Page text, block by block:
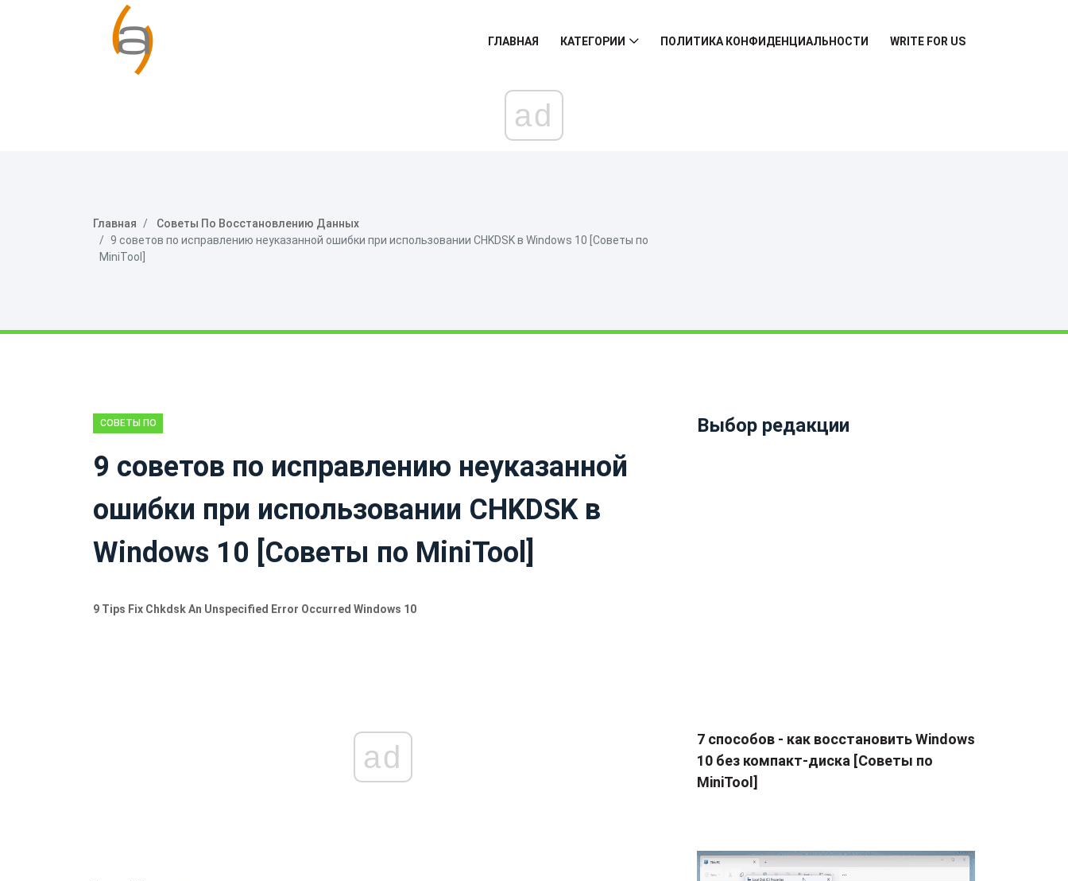
ГЛАВНАЯ КАТЕГОРИИ ПОЛИТИКА КОНФИДЕНЦИАЛЬНОСТИ WRITE FOR US
ad
Главная
Советы По Восстановлению Данных
9 советов по исправлению неуказанной ошибки при использовании CHKDSK в Windows 10 [Советы по
MiniTool]
СОВЕТЫ ПО
ДАННЫХ
9 советов по исправлению неуказанной
ошибки при использовании CHKDSK в
Windows 10 [Советы по MiniTool]
9 Tips Fix Chkdsk An Unspecified Error Occurred Windows 10
ad
Выбор редакции
7 способов - как восстановить Windows
10 без компакт-диска [Советы по
MiniTool]